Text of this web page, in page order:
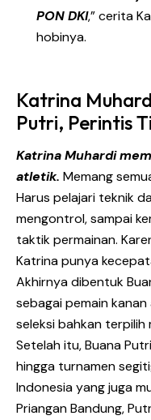
PON DKI,” cerita
hobinya.
Katrina
Putri, Perintis
Katrina Muhardi
atletik. Memang
Harus pelajari teknik
mengontrol, sampai
taktik permainan.
Katrina punya
Akhirnya dibentuk
sebagai pemain
seleksi bahkan terpilih
Setelah itu, Buana
hingga turnamen
Indonesia yang juga
Priangan Bandung,